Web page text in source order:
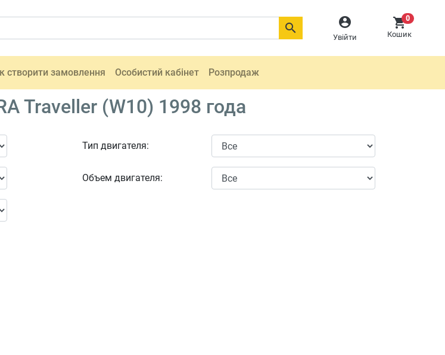

Увійти
0
Кошик

створити замовлення Особистий кабінет Розпродаж
Traveller (W10) 1998 года
Тип двигателя:
Объем двигателя: